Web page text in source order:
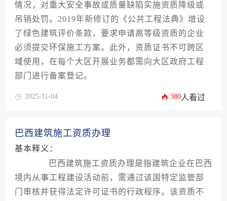
情况，对重大安全事故或质量缺陷实施资质降级或
吊销处罚。2019年新修订的《公共工程法典》增设
了绿色建筑评价条款，要求申请高等级资质的企业
必须提交环保施工方案。此外，资质证书不可跨区
域使用，在每个大区开展业务都需向大区政府工程
部门进行备案登记。
2025-11-04 380人看过
巴西建筑施工资质办理
基本释义：
巴西建筑施工资质办理是指建筑企业在巴西
境内从事工程建设活动前，需通过该国特定监管部
门审核并获得法定许可证书的行政程序。该资质不